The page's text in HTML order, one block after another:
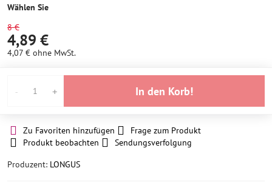
Lager
Wählen Sie
8 €
4,89 €
4,07 € ohne MwSt.
In den Korb!
Zu Favoriten hinzufügen
Frage zum Produkt
Produkt beobachten
Sendungsverfolgung
Produzent: LONGUS